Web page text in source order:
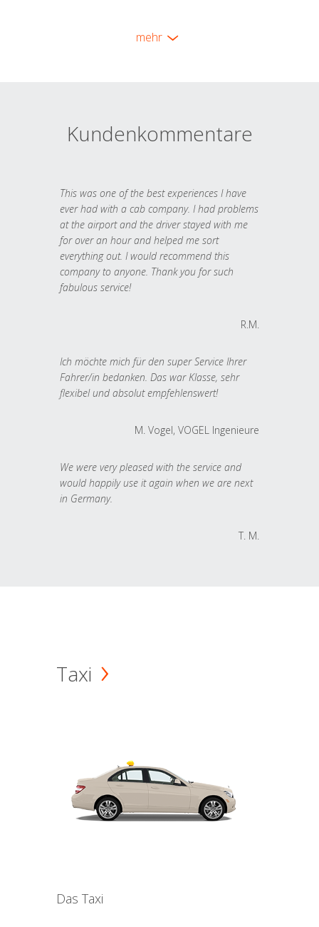
mehr
Kundenkommentare
This was one of the best experiences I have
ever had with a cab company. I had problems
at the airport and the driver stayed with me
for over an hour and helped me sort
everything out. I would recommend this
company to anyone. Thank you for such
fabulous service!
R.M.
Ich möchte mich für den super Service Ihrer
Fahrer/in bedanken. Das war Klasse, sehr
flexibel und absolut empfehlenswert!
M. Vogel, VOGEL Ingenieure
We were very pleased with the service and
would happily use it again when we are next
in Germany.
T. M.
Taxi
Das Taxi